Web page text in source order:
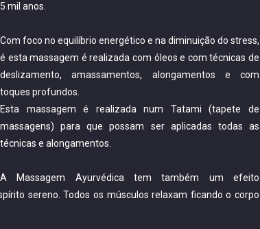
5 mil anos.
Com foco no equilíbrio energético e na diminuição do stress,
é esta massagem é realizada com óleos e com técnicas de
deslizamento, amassamentos, alongamentos e com
toques profundos.
Esta massagem é realizada num Tatami (tapete de
massagens) para que possam ser aplicadas todas as
técnicas e alongamentos.
A Massagem Ayurvédica tem também um efeito
sereno. Todos os músculos relaxam ficando o corpo